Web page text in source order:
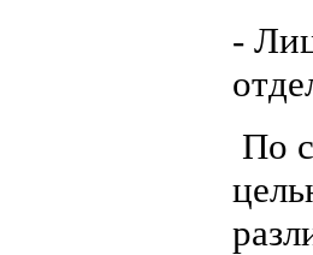
-
По